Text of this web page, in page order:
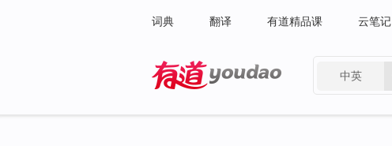
词典 翻译 有道精品课 云笔记
中英